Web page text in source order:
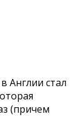
Англии стал
(причем